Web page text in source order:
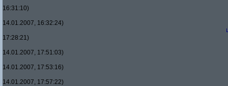
16:31:10)
14.01.2007, 16:32:24)
17:28:21)
14.01.2007, 17:51:03)
14.01.2007, 17:53:16)
14.01.2007, 17:57:22)